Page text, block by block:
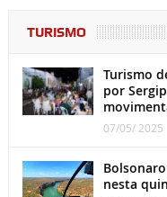
TURISMO
Turismo
por
07/05/ 2025
nesta